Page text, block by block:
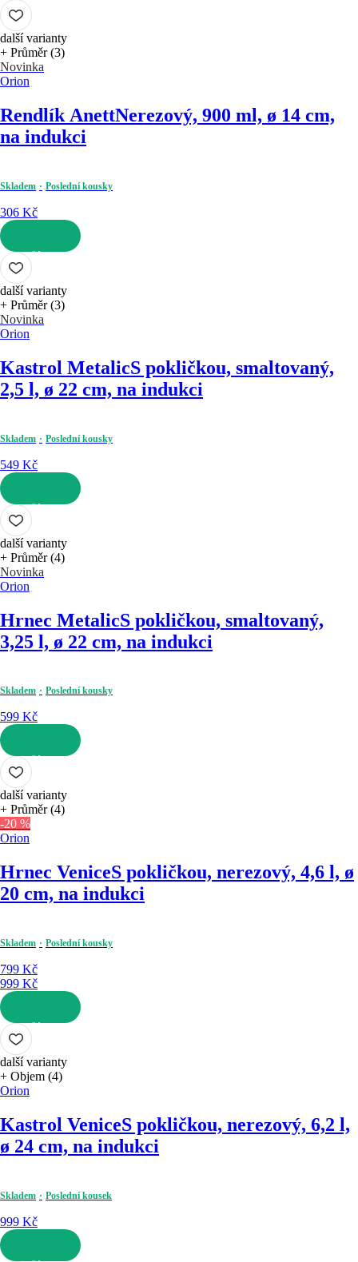
DO KOŠÍKU
další varianty
+ Průměr (3)
Novinka
Orion
Rendlík AnettNerezový, 900 ml, ø 14 cm,
na indukci
Skladem Poslední kousky
306 Kč
DO KOŠÍKU
další varianty
+ Průměr (3)
Novinka
Orion
Kastrol MetalicS pokličkou, smaltovaný,
2,5 l, ø 22 cm, na indukci
Skladem Poslední kousky
549 Kč
DO KOŠÍKU
další varianty
+ Průměr (4)
Novinka
Orion
Hrnec MetalicS pokličkou, smaltovaný,
3,25 l, ø 22 cm, na indukci
Skladem Poslední kousky
599 Kč
DO KOŠÍKU
další varianty
+ Průměr (4)
-20 %
Orion
Hrnec VeniceS pokličkou, nerezový, 4,6 l, ø
20 cm, na indukci
Skladem Poslední kousky
799 Kč
999 Kč
DO KOŠÍKU
další varianty
+ Objem (4)
Orion
Kastrol VeniceS pokličkou, nerezový, 6,2 l,
ø 24 cm, na indukci
Skladem Poslední kousek
999 Kč